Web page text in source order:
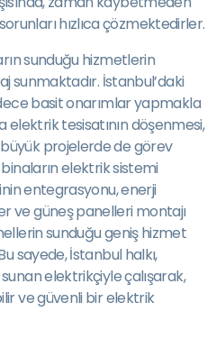
hızlıca çözmektedirler.
sunduğu hizmetlerin
sunmaktadır. İstanbul’daki
basit onarımlar yapmakla
tesisatının döşenmesi,
projelerde de görev
elektrik sistemi
entegrasyonu, enerji
ve güneş panelleri montajı
sunduğu geniş hizmet
sayede, İstanbul halkı,
elektrikçiyle çalışarak,
ve güvenli bir elektrik